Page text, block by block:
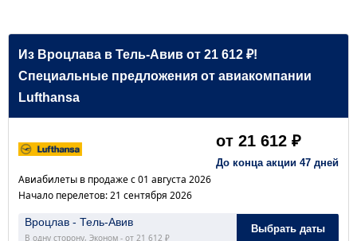
Из Вроцлава в Тель-Авив от 21 612 ₽!
Специальные предложения от авиакомпании
Lufthansa
от 21 612 ₽
До конца акции 47 дней
Авиабилеты в продаже с 01 августа 2026
Начало перелетов: 21 сентября 2026
Вроцлав - Тель-Авив
В одну сторону, Эконом - от 21 612 ₽
Выбрать даты